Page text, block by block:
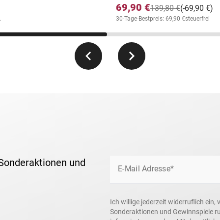
(999,9/1000) in der
erste Ausgabe der Sammlung
mit Ihrer ersten Lieferung das
69,90 € (-69,90 €)
139,80 €
30-Tage-Bestpreis: 69,90 €steuerfrei
und
E-Mail Adresse*
Ich willige jederzeit widerruflich
Sonderaktionen und Gewinnspiele